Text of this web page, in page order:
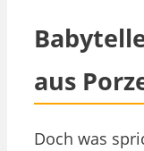
aus
Doch was